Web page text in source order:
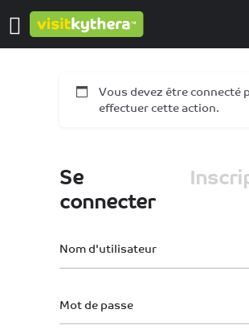
Vous devez être connecté
effectuer cette action.
Se
connecter
Nom d'utilisateur
Mot de passe